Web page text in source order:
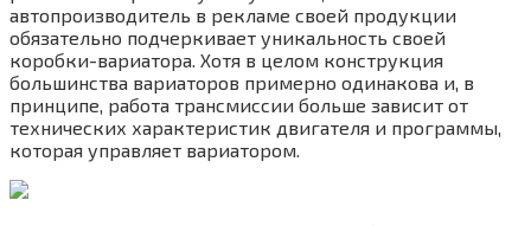
автопроизводитель в рекламе своей продукции
обязательно подчеркивает уникальность своей
коробки-вариатора. Хотя в целом конструкция
большинства вариаторов примерно одинакова и, в
принципе, работа трансмиссии больше зависит от
технических характеристик двигателя и программы,
которая управляет вариатором.